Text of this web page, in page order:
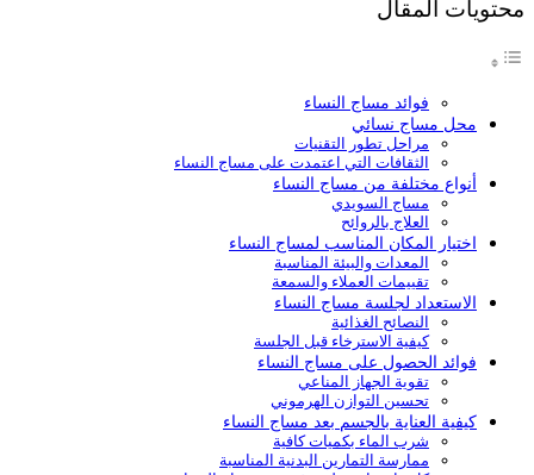
محتويات المقال
فوائد مساج النساء
محل مساج نسائي
مراحل تطور التقنيات
الثقافات التي اعتمدت على مساج النساء
أنواع مختلفة من مساج النساء
مساج السويدي
العلاج بالروائح
اختيار المكان المناسب لمساج النساء
المعدات والبيئة المناسبة
تقييمات العملاء والسمعة
الاستعداد لجلسة مساج النساء
النصائح الغذائية
كيفية الاسترخاء قبل الجلسة
فوائد الحصول على مساج النساء
تقوية الجهاز المناعي
تحسين التوازن الهرموني
كيفية العناية بالجسم بعد مساج النساء
شرب الماء بكميات كافية
ممارسة التمارين البدنية المناسبة